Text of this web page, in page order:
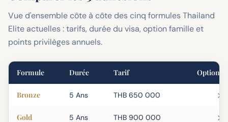
Vue d'ensemble côte à côte des cinq formules Thailand
Elite actuelles : tarifs, durée du visa, option famille et
points privilèges annuels.
Formule Durée Tarif Option
Bronze 5 Ans THB 650 000
Gold 5 Ans THB 900 000